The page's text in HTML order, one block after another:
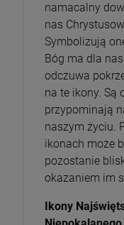
namacalny
nas
Symbolizują
Bóg ma dla
odczuwa
na te ikony. Są
przypominają
naszym życiu.
ikonach może
pozostanie
okazaniem im
Ikony